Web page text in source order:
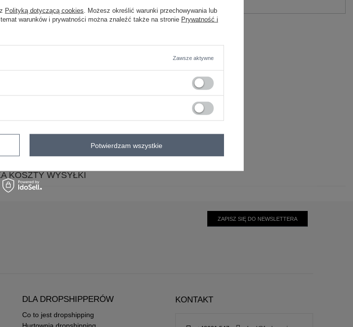
KOSZTY WYSYŁKI
ZAPISZ SIĘ DO NEWSLETTERA
DLA DROPSHIPPERÓW
Co to jest dropshipping
KONTAKT
Polityką dotyczącą cookies . Możesz określić warunki przechowywania lub
warunków i prywatności można znaleźć także na stronie Prywatność i
Zawsze aktywne
Potwierdzam wszystkie